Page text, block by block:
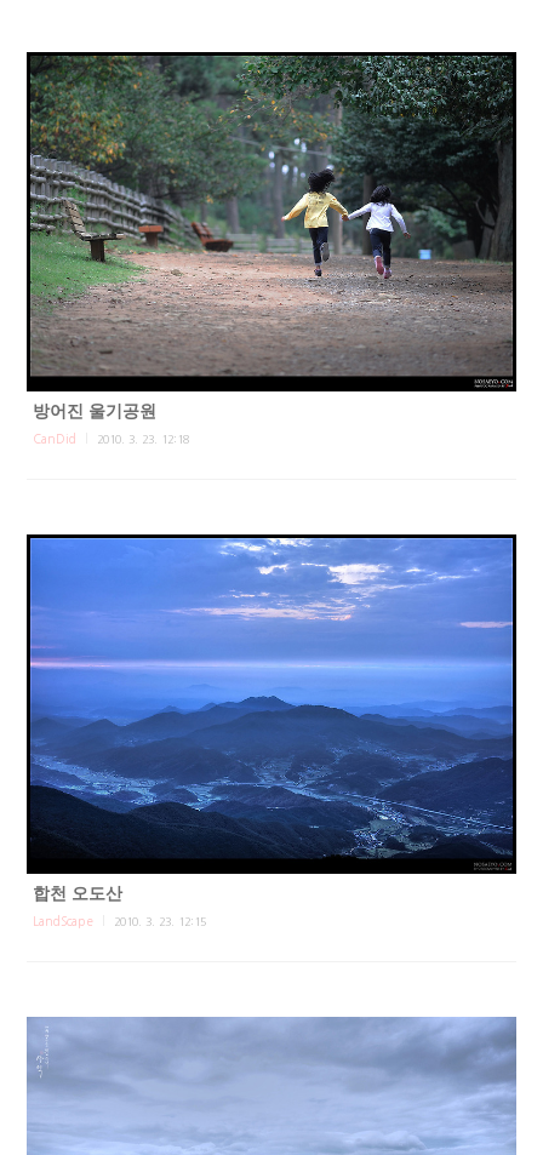
방어진 울기공원
CanDid 2010. 3. 23. 12:18
합천 오도산
LandScape 2010. 3. 23. 12:15